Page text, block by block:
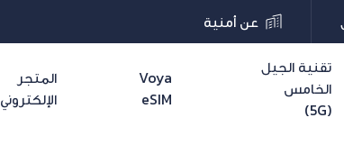
عن أمنية
تقنية الجيل
الخامس
(5G)
Voya
eSIM
المتجر
الإلكتروني